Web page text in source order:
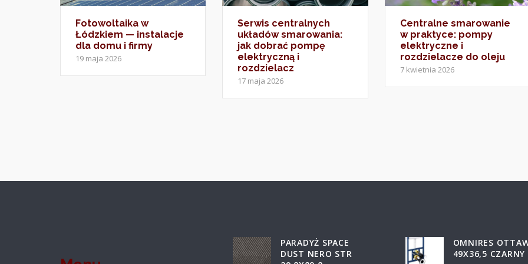
Fotowoltaika w
Łódzkiem — instalacje
dla domu i firmy
19 maja 2026
Serwis centralnych
układów smarowania:
jak dobrać pompę
elektryczną i
rozdzielacz
17 maja 2026
Centralne smarowanie
w praktyce: pompy
elektryczne i
rozdzielacze do oleju
7 kwietnia 2026
PARADYŻ SPACE
DUST NERO STR
OMNIRES
49X36,5 CZARNY